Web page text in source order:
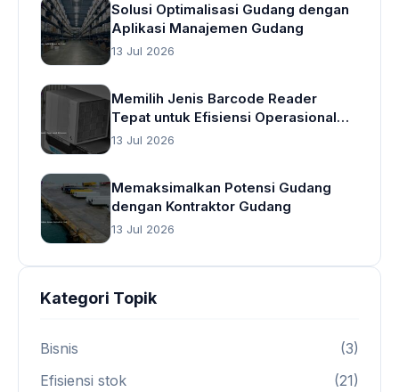
Solusi Optimalisasi Gudang dengan
Aplikasi Manajemen Gudang
13 Jul 2026
Memilih Jenis Barcode Reader
Tepat untuk Efisiensi Operasional
Gudang
13 Jul 2026
Memaksimalkan Potensi Gudang
dengan Kontraktor Gudang
13 Jul 2026
Kategori Topik
Bisnis
(3)
Efisiensi stok
(21)